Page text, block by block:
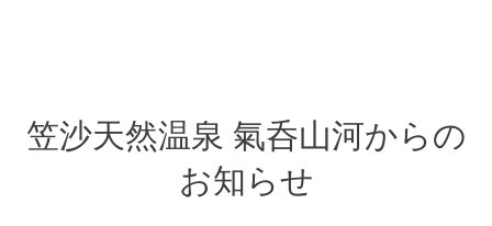
笠沙天然温泉 氣呑山河からの
お知らせ